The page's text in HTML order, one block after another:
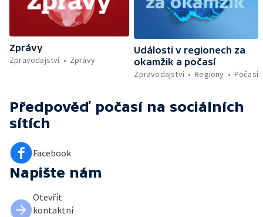
Zprávy
Zpravodajství
Zprávy
Události v regionech za
okamžik a počasí
Zpravodajství
Regiony Počasí
Předpověď počasí na sociálních
sítích
Facebook
Napište nám
Otevřít
kontaktní